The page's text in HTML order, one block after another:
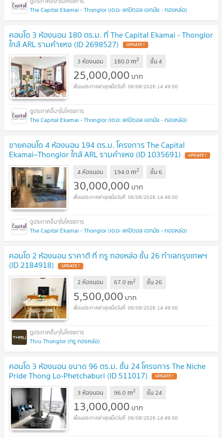
The Capital Ekamai - Thonglor (เดอะ แคปิตอล เอกมัย - ทองหล่อ)
คอนโด 3 ห้องนอน 180 ตร.ม. ที่ The Capital Ekamai - Thonglor
ใกล้ ARL รามคำแหง (ID 2698527) UPDATE !
3 ห้องนอน 180.0 m2 ชั้น4
25,000,000 บาท
06/08/2026 14:49:00
The Capital Ekamai - Thonglor (เดอะ แคปิตอล เอกมัย - ทองหล่อ)
ขายคอนโด 4 ห้องนอน 194 ตร.ม. โครงการ The Capital
Ekamai–Thonglor ใกล้ ARL รามคำแหง (ID 1035691) UPDATE !
4 ห้องนอน 194.0 m2 ชั้น6
30,000,000 บาท
06/08/2026 14:49:00
The Capital Ekamai - Thonglor (เดอะ แคปิตอล เอกมัย - ทองหล่อ)
คอนโด 2 ห้องนอน ราคาดี ที่ ทรู ทองหล่อ ชั้น 26 ทำเลกรุงเทพฯ
(ID 2184918) UPDATE !
2 ห้องนอน 67.0 m2 ชั้น26
5,500,000 บาท
06/08/2026 14:49:00
Thru Thonglor (ทรู ทองหล่อ)
คอนโด 3 ห้องนอน ขนาด 96 ตร.ม. ชั้น 24 โครงการ The Niche
Pride Thong Lo-Phetchaburi (ID 511017) UPDATE !
3 ห้องนอน 96.0 m2 ชั้น24
13,000,000 บาท
06/08/2026 14:49:00